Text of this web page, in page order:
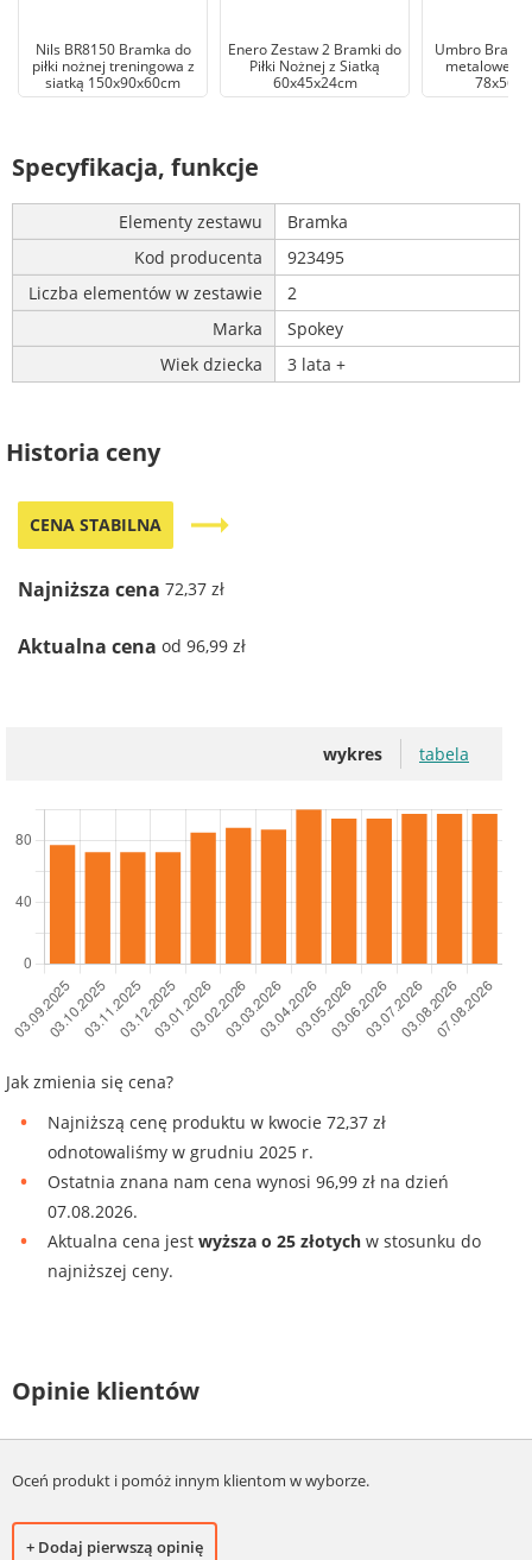
Nils BR8150 Bramka do
piłki nożnej treningowa z
siatką 150x90x60cm
Enero Zestaw 2 Bramki do
Piłki Nożnej z Siatką
60x45x24cm
Umbro
metalowe
Specyfikacja, funkcje
Elementy zestawu
Bramka
Kod producenta
923495
Liczba elementów w zestawie
2
Marka
Spokey
Wiek dziecka
3 lata +
Historia ceny
CENA STABILNA trending_flat
Najniższa cena 72,37 zł
Aktualna cena od 96,99 zł
wykres tabela
Jak zmienia się cena?
Najniższą cenę produktu w kwocie 72,37 zł
odnotowaliśmy w grudniu 2025 r.
Ostatnia znana nam cena wynosi 96,99 zł na dzień
07.08.2026.
Aktualna cena jest wyższa o 25 złotych w stosunku do
najniższej ceny.
Opinie klientów
Oceń produkt i pomóż innym klientom w wyborze.
+ Dodaj pierwszą opinię